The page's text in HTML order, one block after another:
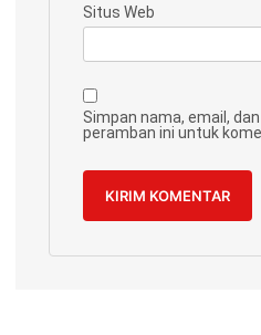
Situs Web
Simpan nama, email,
peramban ini untuk